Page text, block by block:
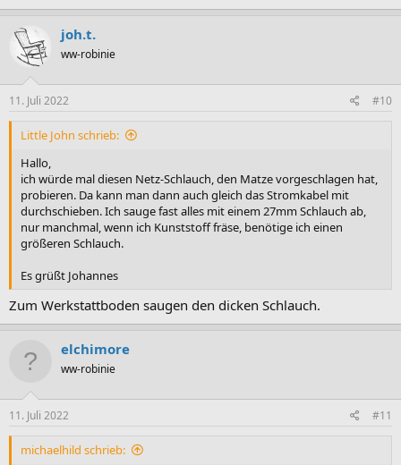
joh.t.
ww-robinie
11. Juli 2022 #10
Little John schrieb:
Hallo,
ich würde mal diesen Netz-Schlauch, den Matze vorgeschlagen hat,
probieren. Da kann man dann auch gleich das Stromkabel mit
durchschieben. Ich sauge fast alles mit einem 27mm Schlauch ab,
nur manchmal, wenn ich Kunststoff fräse, benötige ich einen
größeren Schlauch.
Es grüßt Johannes
Zum Werkstattboden saugen den dicken Schlauch.
elchimore
ww-robinie
11. Juli 2022 #11
michaelhild schrieb: